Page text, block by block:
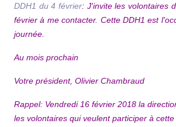
DDH1 du 4 février: J'invite les volontaires
février à me contacter. Cette DDH1 est
journée.
Au mois prochain
Votre président, Olivier Chambraud
Rappel: Vendredi 16 février 2018 la
les volontaires qui veulent participer à